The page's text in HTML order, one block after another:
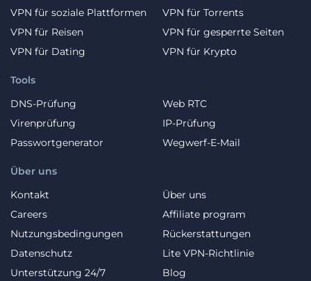
VPN für soziale Plattformen
VPN für Torrents
VPN für Reisen
VPN für gesperrte Seiten
VPN für Dating
VPN für Krypto
Über uns
Kontakt
Über uns
Careers
Affiliate program
Nutzungsbedingungen
Rückerstattungen
Datenschutz
Lite VPN-Richtlinie
Unterstützung 24/7
Blog
Tools
DNS-Prüfung
Web RTC
Virenprüfung
IP-Prüfung
Passwortgenerator
Wegwerf-E-Mail